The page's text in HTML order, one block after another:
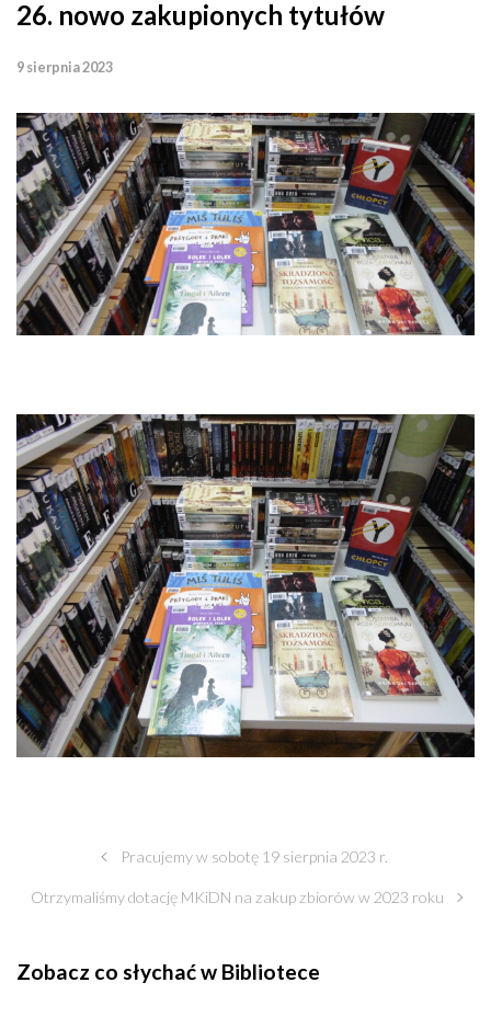
26. nowo zakupionych tytułów
9 sierpnia 2023
Pracujemy w sobotę 19 sierpnia 2023 r.
Otrzymaliśmy dotację MKiDN na zakup zbiorów w 2023 roku
Zobacz co słychać w Bibliotece